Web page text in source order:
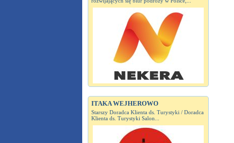
ITAKA WEJHEROWO
Starszy Doradca Klienta ds. Turystyki / Doradca
Klienta ds. Turystyki Salon...